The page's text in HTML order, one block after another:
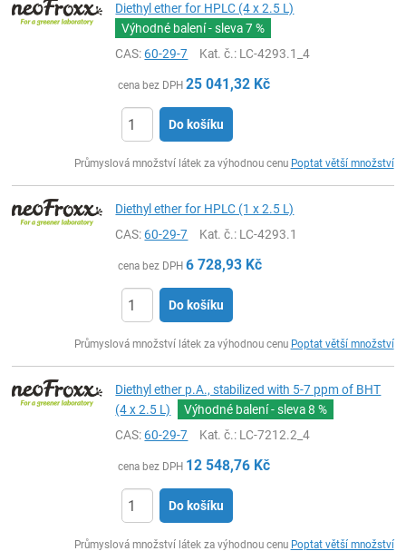
Diethyl ether for HPLC (4 x 2.5 L)
Výhodné balení - sleva7 %
CAS:60-29-7 Kat. č.: LC-4293.1_4
cena bez DPH 25 041,32 Kč
Do košíku
Průmyslová množství látek za výhodnou cenu Poptat větší množství
Diethyl ether for HPLC (1 x 2.5 L)
CAS:60-29-7 Kat. č.: LC-4293.1
cena bez DPH 6 728,93 Kč
Do košíku
Průmyslová množství látek za výhodnou cenu Poptat větší množství
Diethyl ether p.A., stabilized with 5-7 ppm of BHT
(4 x 2.5 L)
Výhodné balení - sleva8 %
CAS:60-29-7 Kat. č.: LC-7212.2_4
cena bez DPH 12 548,76 Kč
Do košíku
Průmyslová množství látek za výhodnou cenu Poptat větší množství